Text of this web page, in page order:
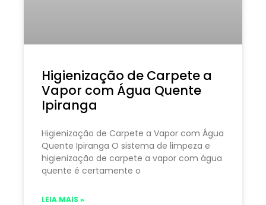
Higienização de Carpete a
Vapor com Água Quente
Ipiranga
Higienização de Carpete a Vapor com Água
Quente Ipiranga O sistema de limpeza e
higienização de carpete a vapor com água
quente é certamente o
LEIA MAIS »